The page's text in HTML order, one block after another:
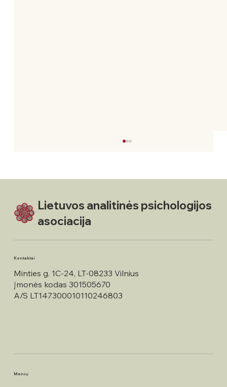
narės, ketverių metų kadencijai išrinkta
prezidentė ir taryba
Lietuvos analitinės psichologijos
asociacija
Kontaktai
Minties g. 1C-24, LT-08233 Vilnius
Įmonės kodas 301505670
A/S LT147300010110246803
Meniu